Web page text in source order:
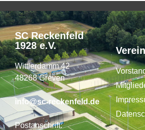
SC Reckenfeld
1928 e.V.
Wittlerdamm 42
48268 Greven
info@sc-reckenfeld.de
Postanschrift:
Verein